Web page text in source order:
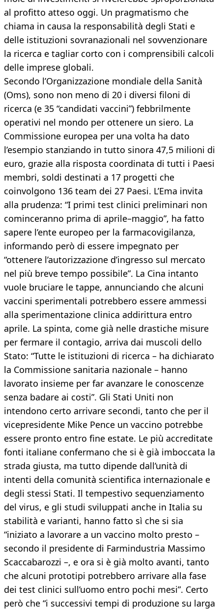
al profitto atteso oggi. Un pragmatismo che
chiama in causa la responsabilità degli Stati e
delle istituzioni sovranazionali nel sovvenzionare
la ricerca e tagliar corto con i comprensibili calcoli
delle imprese globali.
Secondo l’Organizzazione mondiale della Sanità
(Oms), sono non meno di 20 i diversi filoni di
ricerca (e 35 “candidati vaccini”) febbrilmente
operativi nel mondo per ottenere un siero. La
Commissione europea per una volta ha dato
l’esempio stanziando in tutto sinora 47,5 milioni di
euro, grazie alla risposta coordinata di tutti i Paesi
membri, soldi destinati a 17 progetti che
coinvolgono 136 team dei 27 Paesi. L’Ema invita
alla prudenza: “I primi test clinici preliminari non
cominceranno prima di aprile–maggio”, ha fatto
sapere l’ente europeo per la farmacovigilanza,
informando però di essere impegnato per
“ottenere l’autorizzazione d’ingresso sul mercato
nel più breve tempo possibile”. La Cina intanto
vuole bruciare le tappe, annunciando che alcuni
vaccini sperimentali potrebbero essere ammessi
alla sperimentazione clinica addirittura entro
aprile. La spinta, come già nelle drastiche misure
per fermare il contagio, arriva dai muscoli dello
Stato: “Tutte le istituzioni di ricerca – ha dichiarato
la Commissione sanitaria nazionale – hanno
lavorato insieme per far avanzare le conoscenze
senza badare ai costi”. Gli Stati Uniti non
intendono certo arrivare secondi, tanto che per il
vicepresidente Mike Pence un vaccino potrebbe
essere pronto entro fine estate. Le più accreditate
fonti italiane confermano che si è già imboccata la
strada giusta, ma tutto dipende dall’unità di
intenti della comunità scientifica internazionale e
degli stessi Stati. Il tempestivo sequenziamento
del virus, e gli studi sviluppati anche in Italia su
stabilità e varianti, hanno fatto sì che si sia
“iniziato a lavorare a un vaccino molto presto –
secondo il presidente di Farmindustria Massimo
Scaccabarozzi –, e ora si è già molto avanti, tanto
che alcuni prototipi potrebbero arrivare alla fase
dei test clinici sull’uomo entro pochi mesi”. Certo
però che “i successivi tempi di produzione su larga